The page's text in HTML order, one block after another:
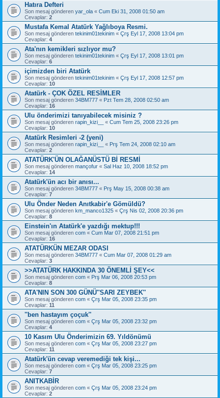
Hatıra Defteri
Son mesaj gönderen yar_ola « Cum Eki 31, 2008 01:50 am
Cevaplar: 2
Mustafa Kemal Atatürk Yağlıboya Resmi.
Son mesaj gönderen tekinim01tekinim « Çrş Eyl 17, 2008 13:04 pm
Cevaplar: 4
Ata'nın kemikleri sızlıyor mu?
Son mesaj gönderen tekinim01tekinim « Çrş Eyl 17, 2008 13:01 pm
Cevaplar: 6
içimizden biri Atatürk
Son mesaj gönderen tekinim01tekinim « Çrş Eyl 17, 2008 12:57 pm
Cevaplar: 10
Atatürk - ÇOK ÖZEL RESİMLER
Son mesaj gönderen 34BM777 « Pzt Tem 28, 2008 02:50 am
Cevaplar: 16
Ulu önderimizi tanıyabilecek misiniz ?
Son mesaj gönderen rapin_kizi__ « Cum Tem 25, 2008 23:26 pm
Cevaplar: 10
Atatürk Resimleri -2 (yeni)
Son mesaj gönderen rapin_kizi__ « Prş Tem 24, 2008 02:10 am
Cevaplar: 2
ATATÜRK'ÜN OLAĞANÜSTÜ Bİ RESMİ
Son mesaj gönderen mançofur « Sal Haz 10, 2008 18:52 pm
Cevaplar: 14
Atatürk'ün acı bir anısı...
Son mesaj gönderen 34BM777 « Prş May 15, 2008 00:38 am
Cevaplar: 7
Ulu Önder Neden Anıtkabir'e Gömüldü?
Son mesaj gönderen km_manco1325 « Çrş Nis 02, 2008 20:36 pm
Cevaplar: 8
Einstein'ın Atatürk'e yazdığı mektup!!!
Son mesaj gönderen com « Cum Mar 07, 2008 21:51 pm
Cevaplar: 16
ATATÜRKÜN MEZAR ODASI
Son mesaj gönderen 34BM777 « Cum Mar 07, 2008 01:29 am
Cevaplar: 3
>>ATATÜRK HAKKINDA 30 ÖNEMLİ ŞEY<<
Son mesaj gönderen com « Prş Mar 06, 2008 20:53 pm
Cevaplar: 8
ATA'NIN SON 300 GÜNÜ''SARI ZEYBEK''
Son mesaj gönderen com « Çrş Mar 05, 2008 23:35 pm
Cevaplar: 11
''ben hastayım çoçuk''
Son mesaj gönderen com « Çrş Mar 05, 2008 23:32 pm
Cevaplar: 4
10 Kasım Ulu Önderimizin 69. Yıldönümü
Son mesaj gönderen com « Çrş Mar 05, 2008 23:27 pm
Cevaplar: 11
Atatürk'ün cevap veremediği tek kişi...
Son mesaj gönderen com « Çrş Mar 05, 2008 23:25 pm
Cevaplar: 7
ANITKABİR
Son mesaj gönderen com « Çrş Mar 05, 2008 23:24 pm
Cevaplar: 2